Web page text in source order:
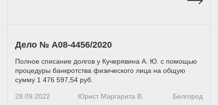
Дело № А08-4456/2020
Полное списание долгов у Кучерявина А. Ю. с помощью
процедуры банкротства физического лица на общую
сумму 1 476 597,54 руб.
28.09.2022 Юрист Маргарита В..
Белгород